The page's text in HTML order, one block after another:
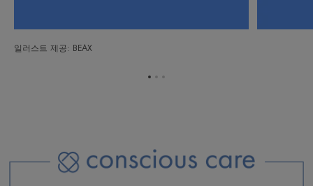
일러스트 제공: BEAX
동동동